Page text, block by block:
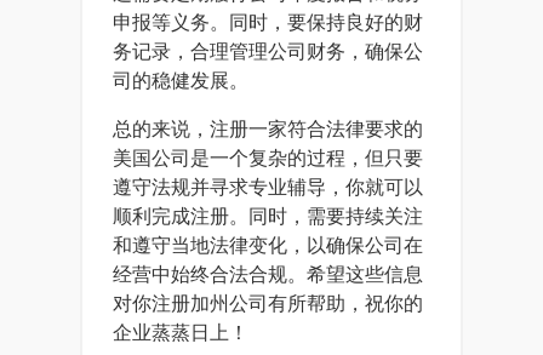
申报等义务。同时，要保持良好的财
务记录，合理管理公司财务，确保公
司的稳健发展。
总的来说，注册一家符合法律要求的
美国公司是一个复杂的过程，但只要
遵守法规并寻求专业辅导，你就可以
顺利完成注册。同时，需要持续关注
和遵守当地法律变化，以确保公司在
经营中始终合法合规。希望这些信息
对你注册加州公司有所帮助，祝你的
企业蒸蒸日上！